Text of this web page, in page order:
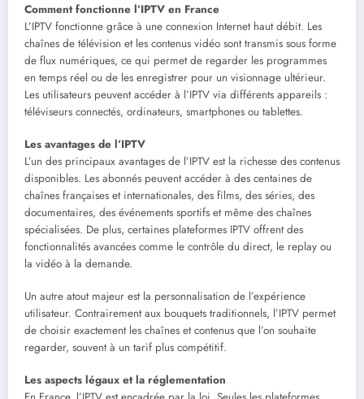
Comment fonctionne l’IPTV en France
L’IPTV fonctionne grâce à une connexion Internet haut débit. Les
chaînes de télévision et les contenus vidéo sont transmis sous forme
de flux numériques, ce qui permet de regarder les programmes
en temps réel ou de les enregistrer pour un visionnage ultérieur.
Les utilisateurs peuvent accéder à l’IPTV via différents appareils :
téléviseurs connectés, ordinateurs, smartphones ou tablettes.
Les avantages de l’IPTV
L’un des principaux avantages de l’IPTV est la richesse des contenus
disponibles. Les abonnés peuvent accéder à des centaines de
chaînes françaises et internationales, des films, des séries, des
documentaires, des événements sportifs et même des chaînes
spécialisées. De plus, certaines plateformes IPTV offrent des
fonctionnalités avancées comme le contrôle du direct, le replay ou
la vidéo à la demande.
Un autre atout majeur est la personnalisation de l’expérience
utilisateur. Contrairement aux bouquets traditionnels, l’IPTV permet
de choisir exactement les chaînes et contenus que l’on souhaite
regarder, souvent à un tarif plus compétitif.
Les aspects légaux et la réglementation